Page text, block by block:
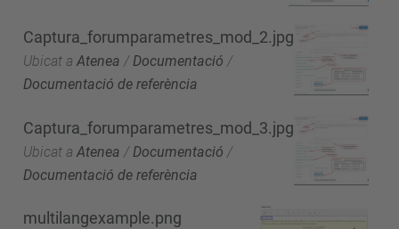
Captura_forumparametres_mod_2.jpg
Ubicat a Atenea /Documentació /
Documentació de referència
Captura_forumparametres_mod_3.jpg
Ubicat a Atenea /Documentació /
Documentació de referència
multilangexample.png